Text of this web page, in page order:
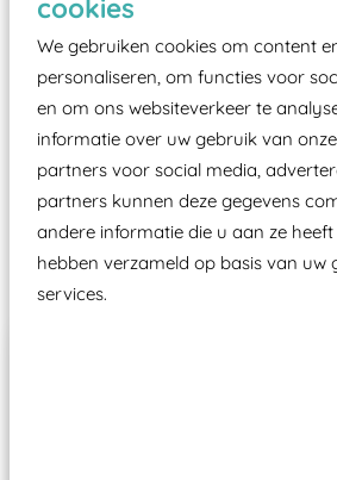
cookies
We gebruiken cookies om content
personaliseren, om functies voor
en om ons websiteverkeer te
informatie over uw gebruik van
partners voor social media,
partners kunnen deze gegevens
andere informatie die u aan ze
hebben verzameld op basis van uw
services.
certificering, uitgegeven door
aangewezen keuringsinstantie?
Wij ook speeltoestellen kunnen
ze toch binnen het
Speeltoestellen vallen?
Past er goed bij